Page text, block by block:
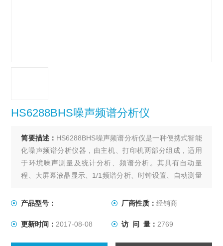
HS6288BHS噪声频谱分析仪
简要描述： HS6288BHS噪声频谱分析仪是一种便携式智能
化噪声频谱分析仪器，由主机、打印机两部分组成，适用
于环境噪声测量及统计分析、频谱分析。其具有自动量
程、大屏幕液晶显示、1/1频谱分析、时钟设置、自动测量
打印出各种测量结果。通过RS—232C接口，主机与微机实
GB3785、GB3222等标准对2型
产品型号： 厂商性质： 经销商
更新时间： 2017-08-08 访 问 量： 2769